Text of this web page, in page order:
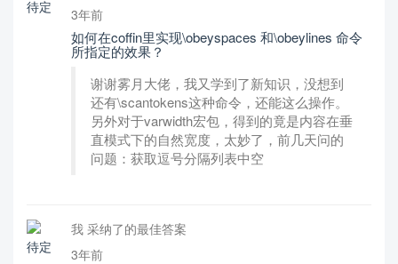
3年前
如何在coffin里实现\obeyspaces 和\obeylines 命令
所指定的效果？
谢谢雾月大佬，我又学到了新知识，没想到
还有\scantokens这种命令，还能这么操作。
另外对于varwidth宏包，得到的竟是内容在垂
直模式下的自然宽度，太妙了，前几天问的
问题：获取逗号分隔列表中空
我 采纳了的最佳答案
3年前